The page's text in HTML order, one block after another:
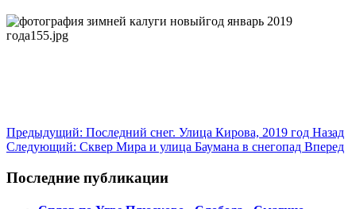
Предыдущий: Последний снег. Улица Кирова, 2019 год Назад
Следующий: Сквер Мира и улица Баумана в снегопад Вперед
Последние публикации